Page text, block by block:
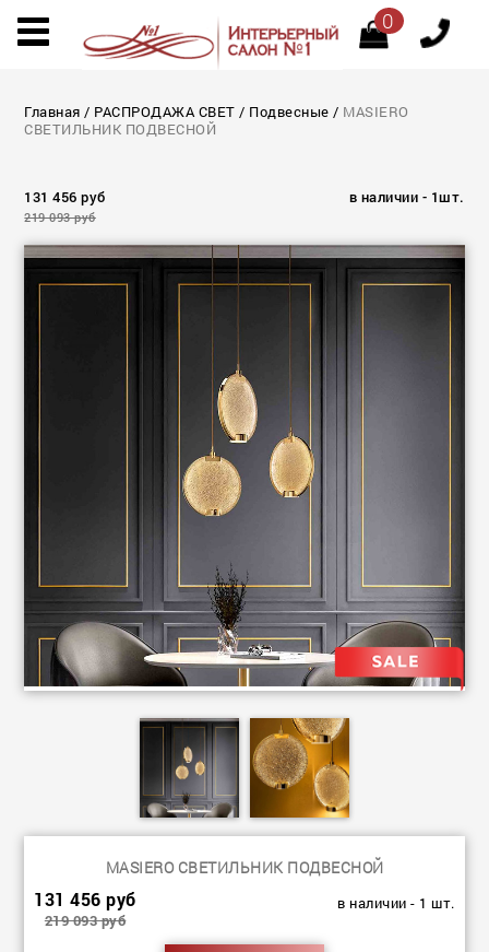
0
Главная / РАСПРОДАЖА СВЕТ / Подвесные / MASIERO
СВЕТИЛЬНИК ПОДВЕСНОЙ
131 456 руб
219 093 руб
в наличии - 1шт.
MASIERO СВЕТИЛЬНИК ПОДВЕСНОЙ
131 456 руб
219 093 руб
в наличии - 1 шт.